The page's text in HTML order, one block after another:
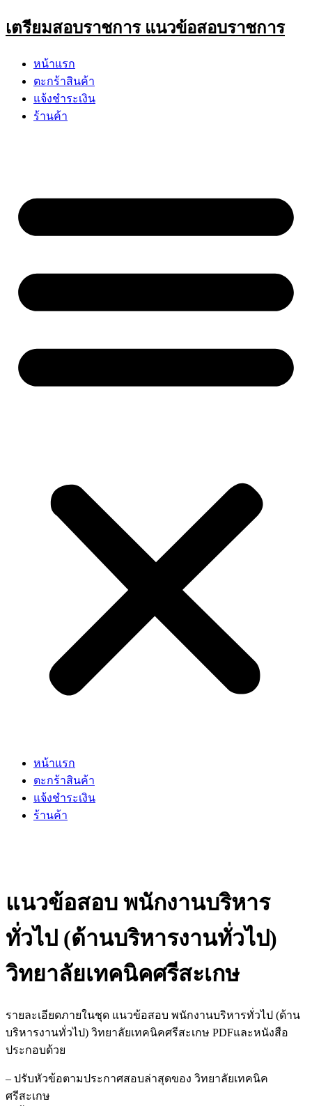
Skip
to
เตรียมสอบราชการ แนวข้อสอบราชการ
หน้าแรก
ตะกร้าสินค้า
แจ้งชำระเงิน
ร้านค้า
หน้าแรก
ตะกร้าสินค้า
แจ้งชำระเงิน
ร้านค้า
แนวข้อสอบ พนักงานบริหาร
ทั่วไป (ด้านบริหารงานทั่วไป)
วิทยาลัยเทคนิคศรีสะเกษ
รายละเอียดภายในชุด แนวข้อสอบ พนักงานบริหารทั่วไป (ด้าน
บริหารงานทั่วไป) วิทยาลัยเทคนิคศรีสะเกษ PDFและหนังสือ
ประกอบด้วย
– ปรับหัวข้อตามประกาศสอบล่าสุดของ วิทยาลัยเทคนิค
ศรีสะเกษ